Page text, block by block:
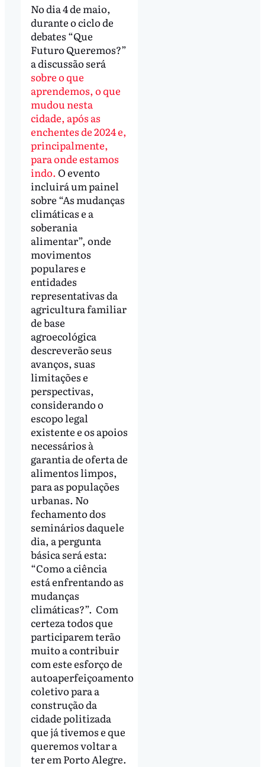
No dia 4 de maio,
durante o ciclo de
debates “Que
Futuro Queremos?”
a discussão será
sobre o que
aprendemos, o que
mudou nesta
cidade, após as
enchentes de 2024 e,
principalmente,
para onde estamos
indo. O evento
incluirá um painel
sobre “As mudanças
climáticas e a
soberania
alimentar”, onde
movimentos
populares e
entidades
representativas da
agricultura familiar
de base
agroecológica
descreverão seus
avanços, suas
limitações e
perspectivas,
considerando o
escopo legal
existente e os apoios
necessários à
garantia de oferta de
alimentos limpos,
para as populações
urbanas. No
fechamento dos
seminários daquele
dia, a pergunta
básica será esta:
“Como a ciência
está enfrentando as
mudanças
climáticas?”. Com
certeza todos que
participarem terão
muito a contribuir
com este esforço de
autoaperfeiçoamento
coletivo para a
construção da
cidade politizada
que já tivemos e que
queremos voltar a
ter em Porto Alegre.